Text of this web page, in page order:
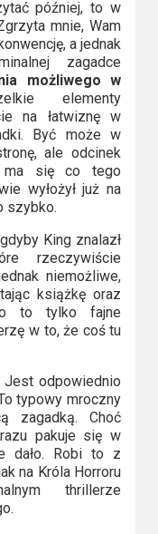
później, to w
mnie, Wam
a jednak
zagadce
możliwego w
elementy
na łatwiznę w
Być może w
ale odcinek
ma się co tego
wyłożył już na
szybko.
King znalazł
rzeczywiście
niemożliwe,
książkę oraz
to tylko fajne
w to, że coś tu
Jest odpowiednio
typowy mroczny
zagadką. Choć
pakuje się w
dało. Robi to z
na Króla Horroru
thrillerze